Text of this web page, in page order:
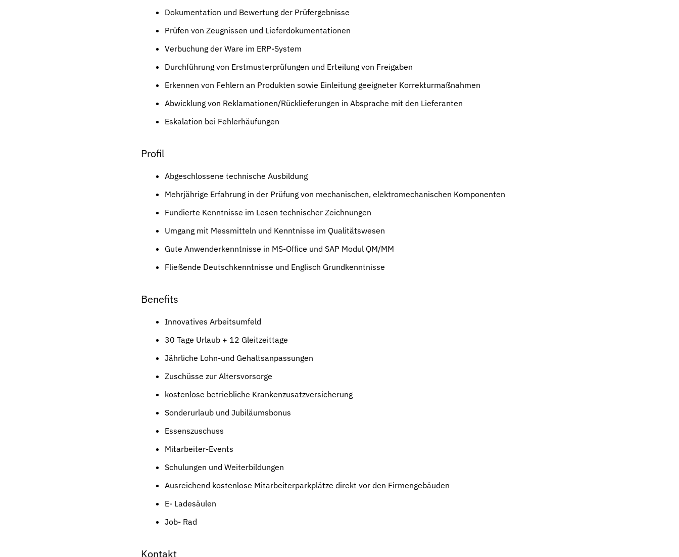
Dokumentation und Bewertung der Prüfergebnisse
Prüfen von Zeugnissen und Lieferdokumentationen
Verbuchung der Ware im ERP-System
Durchführung von Erstmusterprüfungen und Erteilung von Freigaben
Erkennen von Fehlern an Produkten sowie Einleitung geeigneter Korrekturmaßnahmen
Abwicklung von Reklamationen/Rücklieferungen in Absprache mit den Lieferanten
Eskalation bei Fehlerhäufungen
Profil
Abgeschlossene technische Ausbildung
Mehrjährige Erfahrung in der Prüfung von mechanischen, elektromechanischen Komponenten
Fundierte Kenntnisse im Lesen technischer Zeichnungen
Umgang mit Messmitteln und Kenntnisse im Qualitätswesen
Gute Anwenderkenntnisse in MS-Office und SAP Modul QM/MM
Fließende Deutschkenntnisse und Englisch Grundkenntnisse
Benefits
Innovatives Arbeitsumfeld
30 Tage Urlaub + 12 Gleitzeittage
Jährliche Lohn-und Gehaltsanpassungen
Zuschüsse zur Altersvorsorge
kostenlose betriebliche Krankenzusatzversicherung
Sonderurlaub und Jubiläumsbonus
Essenszuschuss
Mitarbeiter-Events
Schulungen und Weiterbildungen
Ausreichend kostenlose Mitarbeiterparkplätze direkt vor den Firmengebäuden
E- Ladesäulen
Job- Rad
Kontakt